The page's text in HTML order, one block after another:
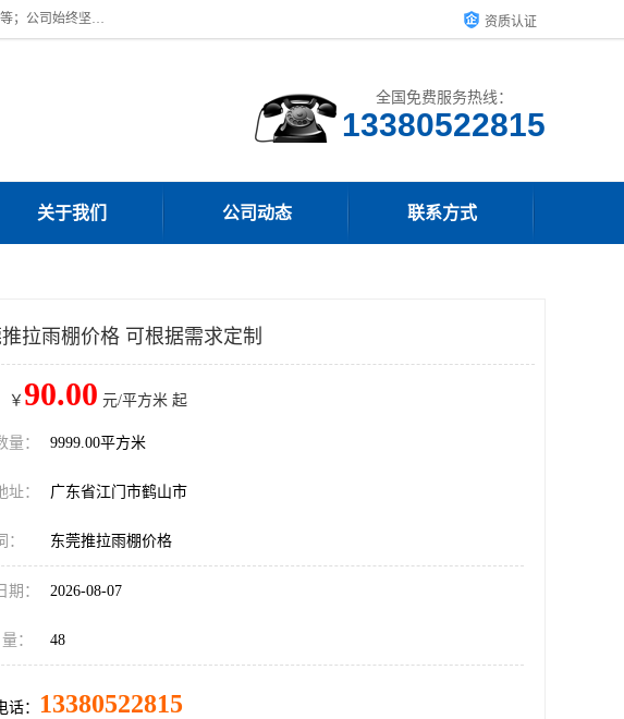
广东鼎新钢结构工程有限公司是一家制作大型电动雨棚厂家;主营：电动推拉雨棚、厂房过道雨棚、电动伸缩雨棚、停车棚、移动雨棚等；公司始终坚持结构创新,品质优越,美观形象,且售后服务好。公司充分吸纳当今休闲用品的前端技术和风格,为您带来质价相宜,时尚典雅的各种户外用品, 资质认证
全国免费服务热线：
13380522815
关于我们 公司动态 联系方式
拉雨棚价格 可根据需求定制
￥ 90.00 元/平方米 起
量： 9999.00平方米
址： 广东省江门市鹤山市
： 东莞推拉雨棚价格
期： 2026-08-07
： 48
话： 13380522815